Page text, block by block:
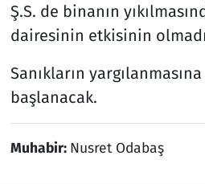
Ş.S. de binanın
dairesinin etkisinin
Sanıkların
başlanacak.
Muhabir: Nusret Odabaş